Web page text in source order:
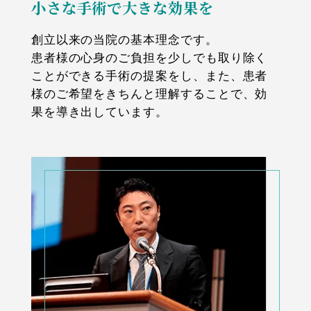
小さな手術で大きな効果を
創立以来の当院の基本理念です。
患者様の心身のご負担を少しでも取り除く
ことができる手術の提案をし、また、患者
様のご希望をきちんと理解することで、効
果を導き出しています。